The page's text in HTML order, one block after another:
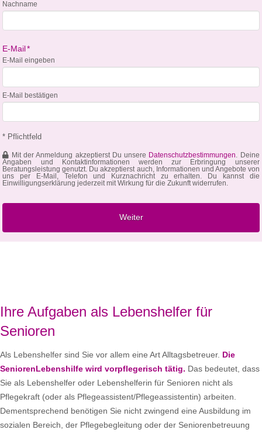
Nachname
E-Mail*
E-Mail eingeben
E-Mail bestätigen
* Pflichtfeld
Mit der Anmeldung akzeptierst Du unsere Datenschutzbestimmungen. Deine
Angaben und Kontaktinformationen werden zur Erbringung unserer
Beratungsleistung genutzt. Du akzeptierst auch, Informationen und Angebote von
uns per E-Mail, Telefon und Kurznachricht zu erhalten. Du kannst die
Einwilligungserklärung jederzeit mit Wirkung für die Zukunft widerrufen.
Ihre Aufgaben als Lebenshelfer für
Senioren
Als Lebenshelfer sind Sie vor allem eine Art Alltagsbetreuer. Die
SeniorenLebenshilfe wird vorpflegerisch tätig. Das bedeutet, dass
Sie als Lebenshelfer oder Lebenshelferin für Senioren nicht als
Pflegekraft (oder als Pflegeassistent/Pflegeassistentin) arbeiten.
Dementsprechend benötigen Sie nicht zwingend eine Ausbildung im
sozialen Bereich, der Pflegebegleitung oder der Seniorenbetreuung